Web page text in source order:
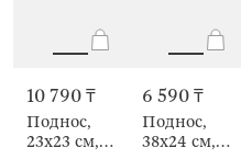
10 790 ₸
Поднос,
23х23 см,
6 590 ₸
Поднос,
38х24 см,